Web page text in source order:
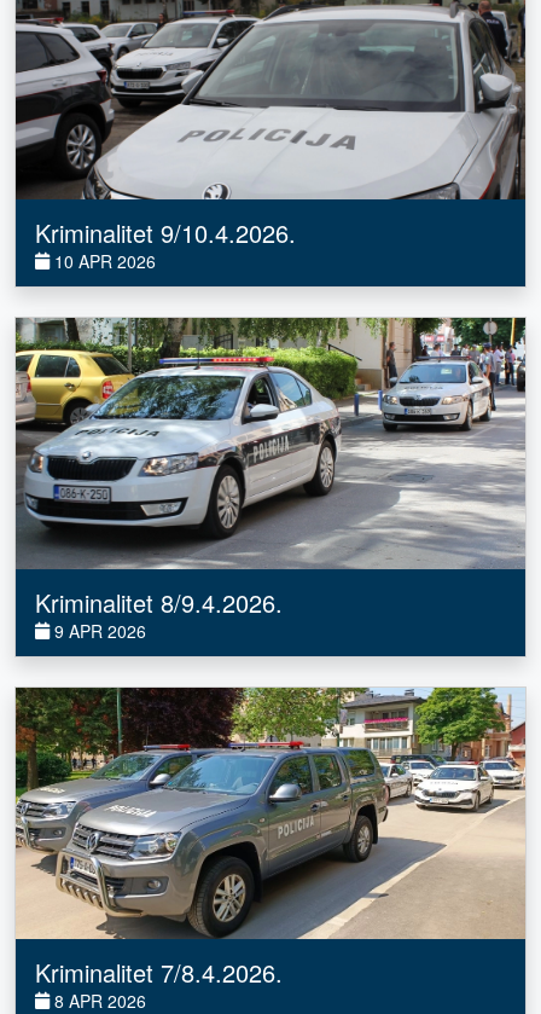
Kriminalitet 9/10.4.2026.
10 APR 2026
Kriminalitet 8/9.4.2026.
9 APR 2026
Kriminalitet 7/8.4.2026.
8 APR 2026